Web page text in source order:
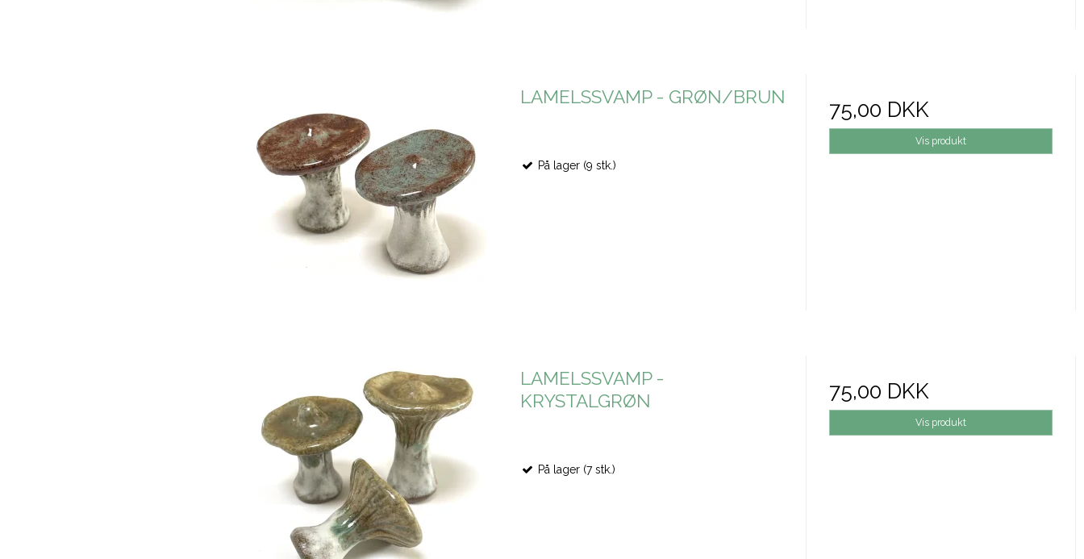
LAMELSSVAMP - GRØN/BRUN
På lager (9 stk.)
75,00 DKK
Vis produkt
LAMELSSVAMP -
KRYSTALGRØN
På lager (7 stk.)
75,00 DKK
Vis produkt